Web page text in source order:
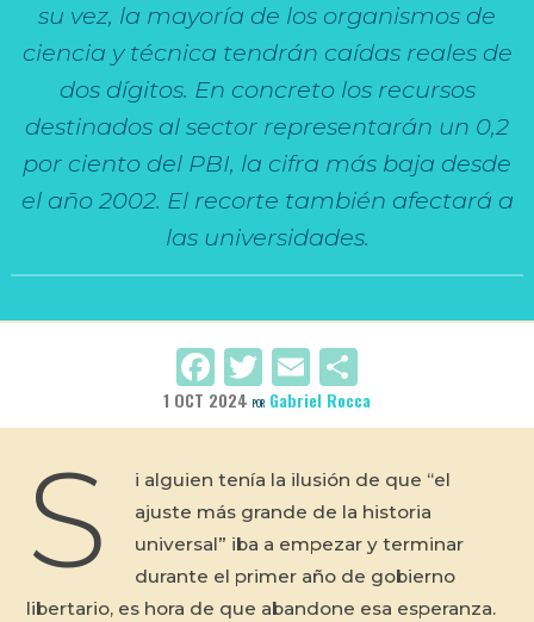
su vez, la mayoría de los organismos de
ciencia y técnica tendrán caídas reales de
dos dígitos. En concreto los recursos
destinados al sector representarán un 0,2
por ciento del PBI, la cifra más baja desde
el año 2002. El recorte también afectará a
las universidades.
Facebook
Twitter
Email
1 OCT 2024 POR Gabriel Rocca
S
i alguien tenía la ilusión de que “el
ajuste más grande de la historia
universal” iba a empezar y terminar
durante el primer año de gobierno
libertario, es hora de que abandone esa esperanza.